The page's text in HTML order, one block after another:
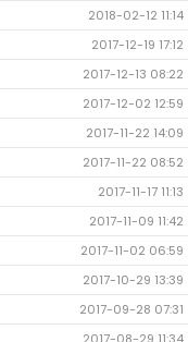
2018-02-12 11:14
2017-12-19 17:12
2017-12-13 08:22
2017-12-02 12:59
2017-11-22 14:09
2017-11-22 08:52
2017-11-17 11:13
2017-11-09 11:42
2017-11-02 06:59
2017-10-29 13:39
2017-09-28 07:31